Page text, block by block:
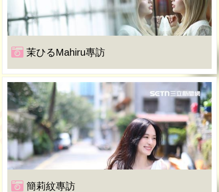
茉ひるMahiru專訪
簡莉紋專訪